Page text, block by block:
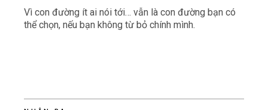
Vì con đường ít ai nói tới… vẫn là con đường bạn có
thể chọn, nếu bạn không từ bỏ chính mình.